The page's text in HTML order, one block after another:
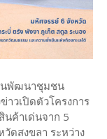
นพัฒนาชุมชน
วเปิดตัวโครงการ
นค้าเด่นจาก 5
ดสงขลา ระหว่าง